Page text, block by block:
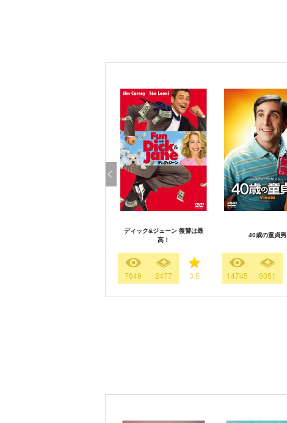
ディック&ジェーン 復讐は最
高！
7649 2477 3.5
40歳の童貞男
14745 6051